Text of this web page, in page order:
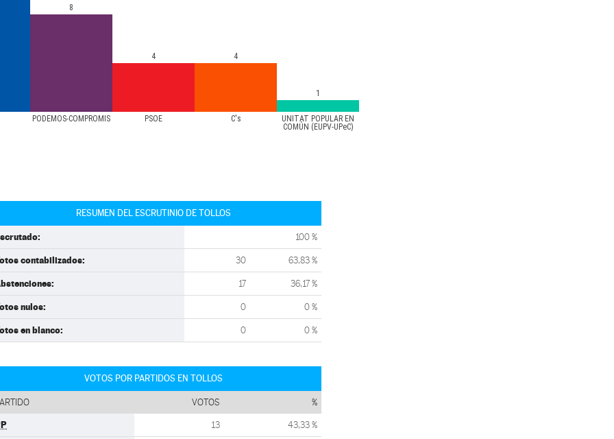
PODEMOS-COMPROMÍS PSOE C's
UNITAT POPULAR EN
COMÚN (EUPV-UPeC)
8
4 4
1
RESUMEN DEL ESCRUTINIO DE TOLLOS
100 %
contabilizados: 30 63,83 %
17 36,17 %
nulos: 0 0 %
en blanco: 0 0 %
VOTOS POR PARTIDOS EN TOLLOS
VOTOS %
13 43,33 %